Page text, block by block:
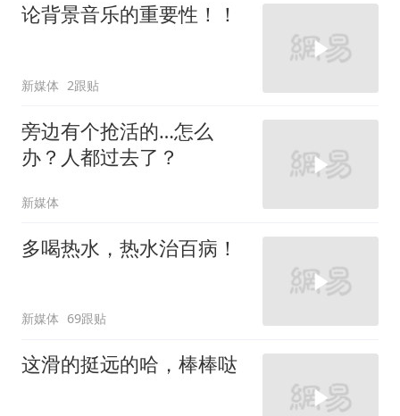
论背景音乐的重要性！！
新媒体 2跟贴
旁边有个抢活的…怎么
办？人都过去了？
新媒体
多喝热水，热水治百病！
新媒体 69跟贴
这滑的挺远的哈，棒棒哒